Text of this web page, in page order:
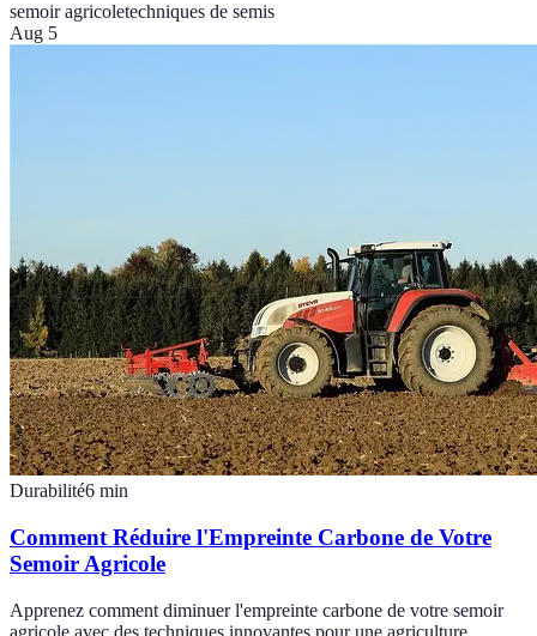
semoir agricoletechniques de semis
Aug 5
Durabilité6 min
Comment Réduire l'Empreinte Carbone de Votre
Semoir Agricole
Apprenez comment diminuer l'empreinte carbone de votre semoir
agricole avec des techniques innovantes pour une agriculture